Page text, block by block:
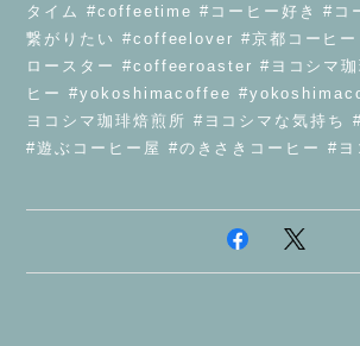
タイム #coffeetime #コーヒー好き #コ
繋がりたい #coffeelover #京都コーヒー
ロースター #coffeeroaster #ヨコシマ珈
ヒー #yokoshimacoffee
ヨコシマ珈琲焙煎所 #ヨコシマな気持ち
#遊ぶコーヒー屋 #のきさきコーヒー #ヨ